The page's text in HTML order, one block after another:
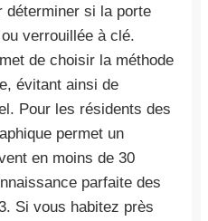
déterminer si la porte
verrouillée à clé.
de choisir la méthode
évitant ainsi de
Pour les résidents des
permet un
en moins de 30
parfaite des
Si vous habitez près